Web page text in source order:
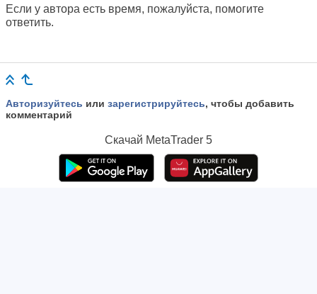
Если у автора есть время, пожалуйста, помогите
ответить.
Авторизуйтесь или зарегистрируйтесь, чтобы добавить
комментарий
Скачай MetaTrader 5